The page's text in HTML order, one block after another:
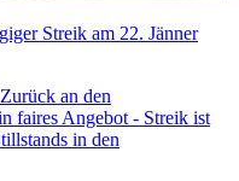
Streik am 22. Jänner
an den
faires Angebot - Streik ist
in den